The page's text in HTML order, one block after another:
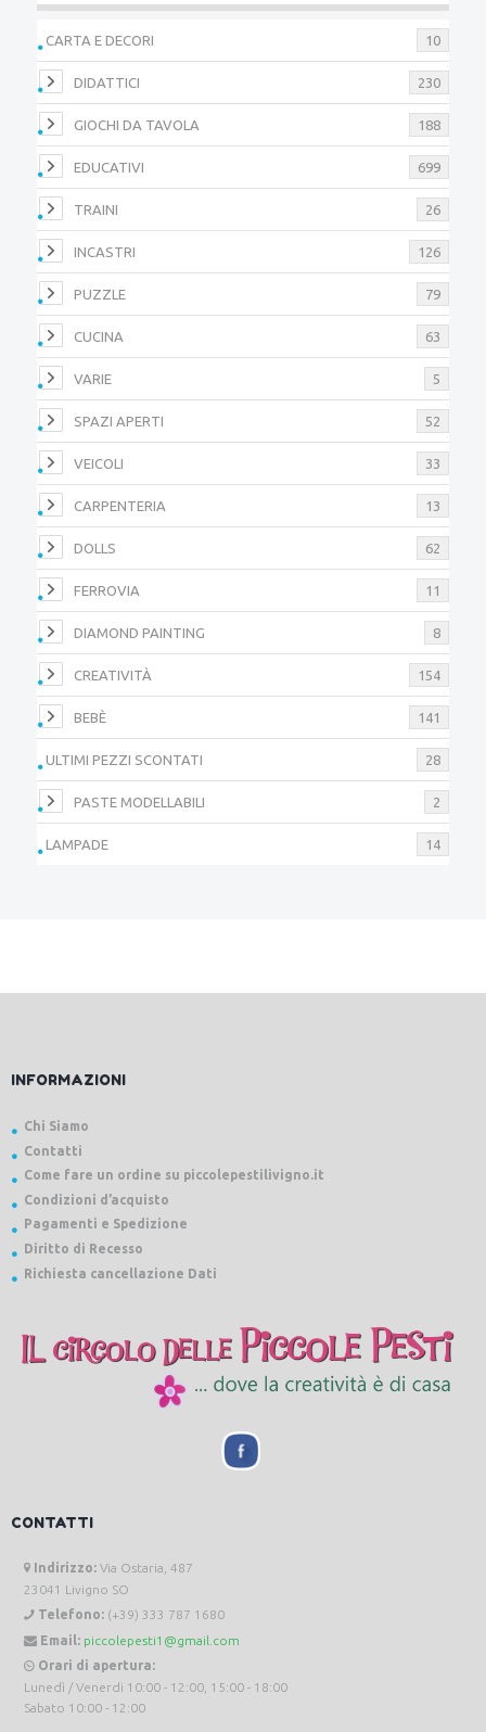
CARTA E DECORI 10
DIDATTICI 230
GIOCHI DA TAVOLA 188
EDUCATIVI 699
TRAINI 26
INCASTRI 126
PUZZLE 79
CUCINA 63
VARIE 5
SPAZI APERTI 52
VEICOLI 33
CARPENTERIA 13
DOLLS 62
FERROVIA 11
DIAMOND PAINTING 8
CREATIVITÀ 154
BEBÈ 141
ULTIMI PEZZI SCONTATI 28
PASTE MODELLABILI 2
LAMPADE 14
INFORMAZIONI
Chi Siamo
Contatti
Come fare un ordine su piccolepestilivigno.it
Condizioni d’acquisto
Pagamenti e Spedizione
Diritto di Recesso
Richiesta cancellazione Dati
CONTATTI
Indirizzo: Via Ostaria, 487
23041 Livigno SO
Telefono: (+39) 333 787 1680
Email: piccolepesti1@gmail.com
Orari di apertura:
Lunedì / Venerdi 10:00 - 12:00, 15:00 - 18:00
Sabato 10:00 - 12:00